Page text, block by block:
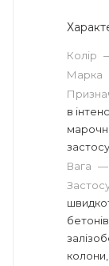
Колір
Марка
в
Вага —